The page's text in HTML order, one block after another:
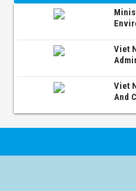
Viet
Viet
And